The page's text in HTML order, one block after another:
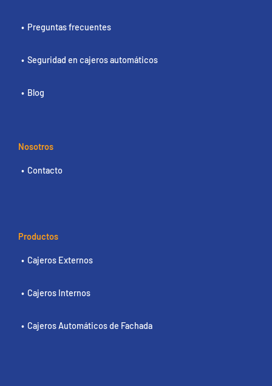
Preguntas frecuentes
Seguridad en cajeros automáticos
Blog
Nosotros
Contacto
Productos
Cajeros Externos
Cajeros Internos
Cajeros Automáticos de Fachada